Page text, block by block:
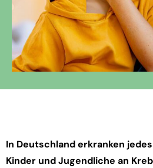
In Deutschland erkranken
Kinder und Jugendliche an